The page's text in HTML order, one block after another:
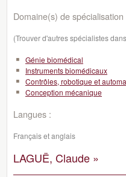
Domaine(s) de spécialisation
(Trouver d'autres spécialistes
Génie biomédical
Instruments biomédicaux
Contrôles, robotique et
Conception mécanique
Langues :
Français et anglais
LAGUË, Claude »